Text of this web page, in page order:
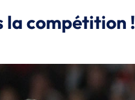
la compétition !